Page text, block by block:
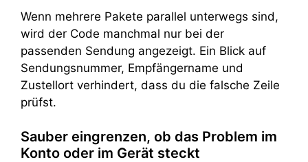
Wenn mehrere Pakete parallel unterwegs sind,
wird der Code manchmal nur bei der
passenden Sendung angezeigt. Ein Blick auf
Sendungsnummer, Empfängername und
Zustellort verhindert, dass du die falsche Zeile
prüfst.
Sauber eingrenzen, ob das Problem im
Konto oder im Gerät steckt